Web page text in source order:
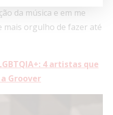
da música e em me
mais orgulho de fazer até
4 artistas que
Groover